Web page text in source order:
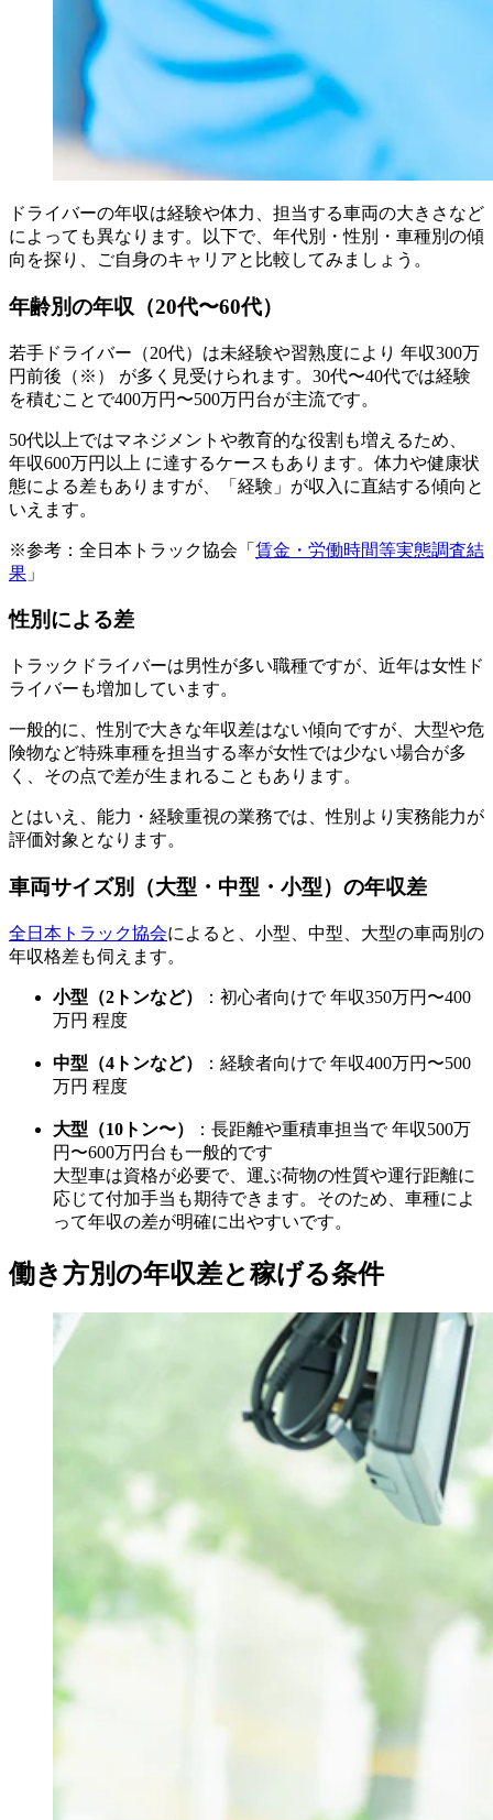
ドライバーの年収は経験や体力、担当する車両の大きさなど
によっても異なります。以下で、年代別・性別・車種別の傾
向を探り、ご自身のキャリアと比較してみましょう。
年齢別の年収（20代〜60代）
若手ドライバー（20代）は未経験や習熟度により 年収300万
円前後（※） が多く見受けられます。30代〜40代では経験
を積むことで400万円〜500万円台が主流です。
50代以上ではマネジメントや教育的な役割も増えるため、
年収600万円以上 に達するケースもあります。体力や健康状
態による差もありますが、「経験」が収入に直結する傾向と
いえます。
※参考：全日本トラック協会「 賃金・労働時間等実態調査結
果 」
性別による差
トラックドライバーは男性が多い職種ですが、近年は女性ド
ライバーも増加しています。
一般的に、性別で大きな年収差はない傾向ですが、大型や危
険物など特殊車種を担当する率が女性では少ない場合が多
く、その点で差が生まれることもあります。
とはいえ、能力・経験重視の業務では、性別より実務能力が
評価対象となります。
車両サイズ別（大型・中型・小型）の年収差
全日本トラック協会によると、小型、中型、大型の車両別の
年収格差も伺えます。
小型（2トンなど）
：初心者向けで 年収350万円〜400
万円 程度
中型（4トンなど）
：経験者向けで 年収400万円〜500
万円 程度
大型（10トン〜）
：長距離や重積車担当で 年収500万
円〜600万円台も一般的です
大型車は資格が必要で、運ぶ荷物の性質や運行距離に
応じて付加手当も期待できます。そのため、車種によ
って年収の差が明確に出やすいです。
働き方別の年収差と稼げる条件